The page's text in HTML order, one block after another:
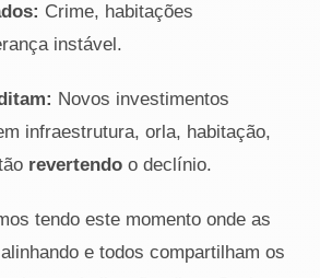
Crime, habitações
instável.
Novos investimentos
infraestrutura, orla, habitação,
revertendo o declínio.
tendo este momento onde as
e todos compartilham os